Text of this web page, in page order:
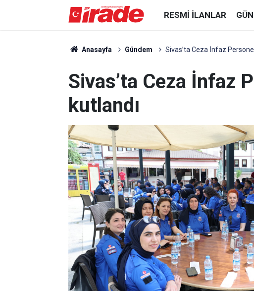
RESMI İLANLAR
Anasayfa Gündem Sivas’ta Ceza İnfaz
Sivas’ta Ceza İnfaz
kutlandı